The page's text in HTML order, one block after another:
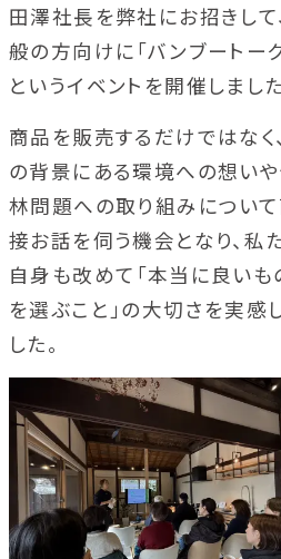
田澤社長を弊社にお招きして
般の方向けに「バンブートーク
というイベントを開催しました
商品を販売するだけではなく
の背景にある環境への想い
林問題への取り組みについ
接お話を伺う機会となり、私
自身も改めて「本当に良いも
を選ぶこと」の大切さを実感
した。